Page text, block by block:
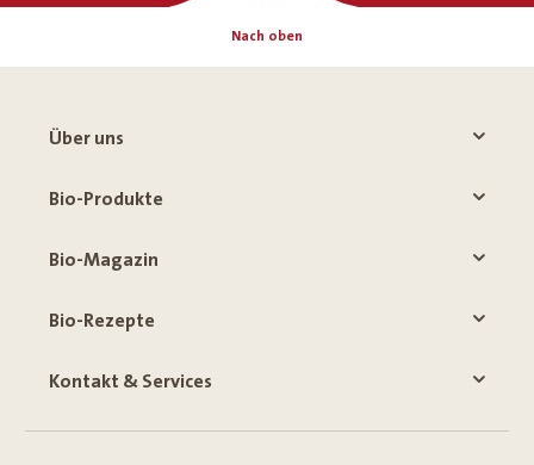
Nach oben
Über uns
Bio-Produkte
Bio-Magazin
Bio-Rezepte
Kontakt & Services